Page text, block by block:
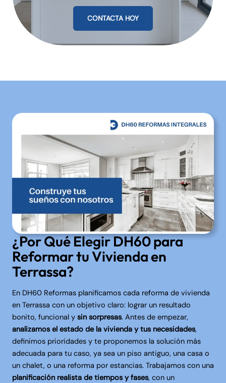
CONTACTA HOY
¿Por Qué Elegir DH60 para
Reformar tu Vivienda en
Terrassa?
En DH60 Reformas planificamos cada reforma de vivienda
en Terrassa con un objetivo claro: lograr un resultado
bonito, funcional y sin sorpresas. Antes de empezar,
analizamos el estado de la vivienda y tus necesidades,
definimos prioridades y te proponemos la solución más
adecuada para tu caso, ya sea un piso antiguo, una casa o
un chalet, o una reforma por estancias. Trabajamos con una
planificación realista de tiempos y fases, con un